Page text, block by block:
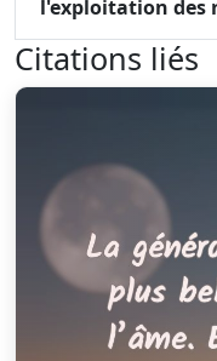
l'exploitation des
Citations liés